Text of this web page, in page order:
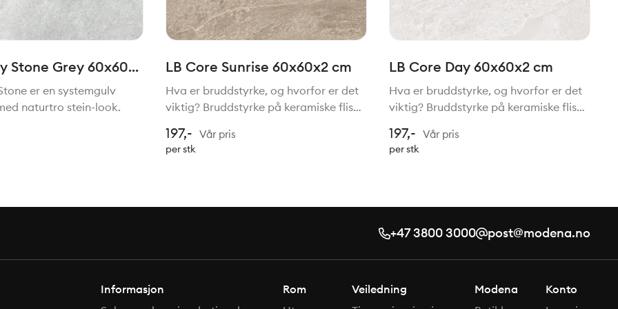
Stone Grey 60x60x2
er en systemgulv
naturtro stein-look.
LB Core Sunrise 60x60x2 cm
Hva er bruddstyrke, og hvorfor er det
viktig? Bruddstyrke på keramiske fliser
Dette måles i Newton (N). Jo høyere
bruddstyrke, desto mer vekt og trykk
197,- Vår pris
per stk
LB Core Day 60x60x2 cm
Hva er bruddstyrke, og hvorfor er det
viktig? Bruddstyrke på keramiske fliser
Dette måles i Newton (N). Jo høyere
bruddstyrke, desto mer vekt og trykk
197,- Vår pris
per stk
+47 3800 3000 post@modena.no
Informasjon
Rom
Veiledning
Modena
Konto